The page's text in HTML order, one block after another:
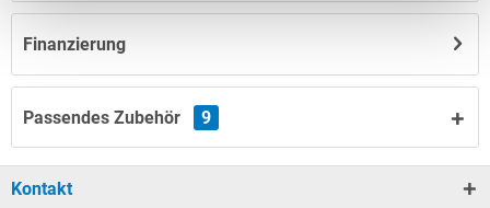
Finanzierung
Passendes Zubehör 9
Kontakt